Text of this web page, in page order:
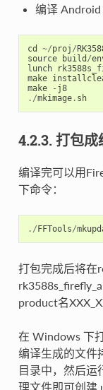
编译 Android
cd ~/proj /
source
build /
lunch
make
make
- j8
./mkimage. sh
4.2.3. 打包
编译完可以用
下命令：
./FFTools/
打包完成后将在
product名
在 Windows 下
编译生成的文件
目录中，然后运
理文件即可创建